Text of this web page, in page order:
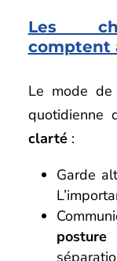
Les
comptent
Le mode
quotidienne
clarté:
Garde